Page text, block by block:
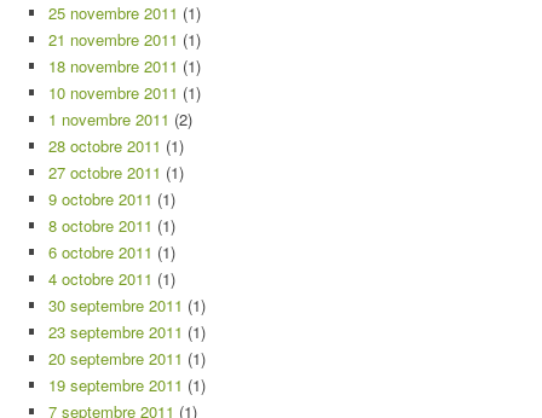
25 novembre 2011 (1)
21 novembre 2011 (1)
18 novembre 2011 (1)
10 novembre 2011 (1)
1 novembre 2011 (2)
28 octobre 2011 (1)
27 octobre 2011 (1)
9 octobre 2011 (1)
8 octobre 2011 (1)
6 octobre 2011 (1)
4 octobre 2011 (1)
30 septembre 2011 (1)
23 septembre 2011 (1)
20 septembre 2011 (1)
19 septembre 2011 (1)
7 septembre 2011 (1)